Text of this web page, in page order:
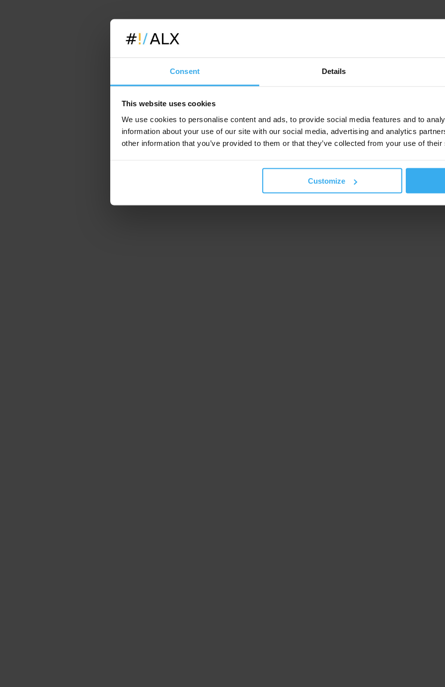
Consent Details
This website uses cookies
We use cookies to personalise content and ads, to provide social media features and to
information about your use of our site with our social media, advertising and analytics
other information that you’ve provided to them or that they’ve collected from your use of
Customize